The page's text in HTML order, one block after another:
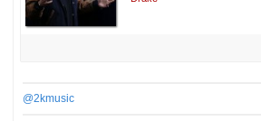
@2kmusic